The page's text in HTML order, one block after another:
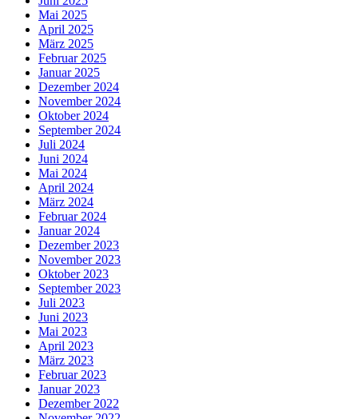
Mai 2025
April 2025
März 2025
Februar 2025
Januar 2025
Dezember 2024
November 2024
Oktober 2024
September 2024
Juli 2024
Juni 2024
Mai 2024
April 2024
März 2024
Februar 2024
Januar 2024
Dezember 2023
November 2023
Oktober 2023
September 2023
Juli 2023
Juni 2023
Mai 2023
April 2023
März 2023
Februar 2023
Januar 2023
Dezember 2022